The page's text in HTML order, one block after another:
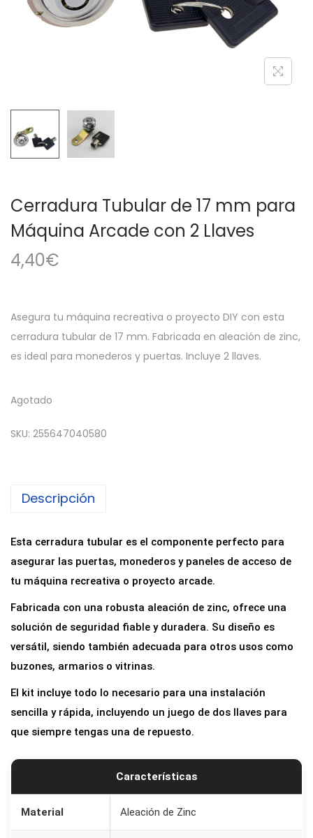
a
c
d
Cerradura Tubular de 17 mm para
Máquina Arcade con 2 Llaves
4,40€
Asegura tu máquina recreativa o proyecto DIY con esta
cerradura tubular de 17 mm. Fabricada en aleación de zinc,
es ideal para monederos y puertas. Incluye 2 llaves.
Agotado
SKU: 255647040580
Descripción
Esta cerradura tubular es el componente perfecto para
asegurar las puertas, monederos y paneles de acceso de
tu máquina recreativa o proyecto arcade.
Fabricada con una robusta aleación de zinc, ofrece una
solución de seguridad fiable y duradera. Su diseño es
versátil, siendo también adecuada para otros usos como
buzones, armarios o vitrinas.
El kit incluye todo lo necesario para una instalación
sencilla y rápida, incluyendo un juego de dos llaves para
que siempre tengas una de repuesto.
Características
Material Aleación de Zinc